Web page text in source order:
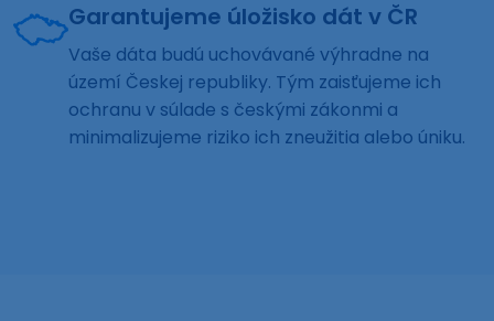
Garantujeme úložisko dát v ČR
Vaše dáta budú uchovávané výhradne na
území Českej republiky. Tým zaisťujeme ich
ochranu v súlade s českými zákonmi a
minimalizujeme riziko ich zneužitia alebo úniku.